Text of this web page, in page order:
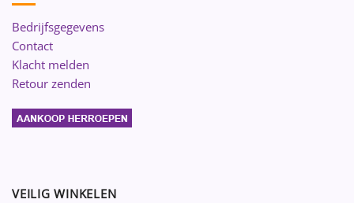
Bedrijfsgegevens
Contact
Klacht melden
Retour zenden
VEILIG WINKELEN